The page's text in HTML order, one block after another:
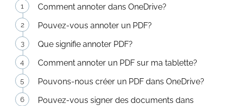
Comment annoter dans OneDrive?
Pouvez-vous annoter un PDF?
Que signifie annoter PDF?
Comment annoter un PDF sur ma tablette?
Pouvons-nous créer un PDF dans OneDrive?
Pouvez-vous signer des documents dans